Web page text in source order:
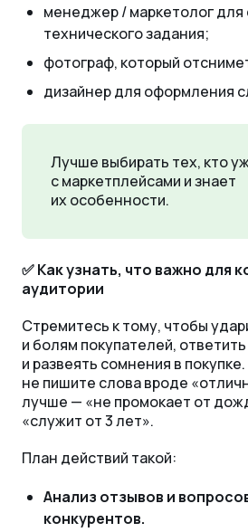
менеджер / маркетолог для
технического задания;
фотограф, который
дизайнер для оформления
Лучше выбирать тех, кто
с маркетплейсами и знает
их особенности.
✅ Как узнать, что важно для
аудитории
Стремитесь к тому, чтобы
и болям покупателей,
и развеять сомнения в
не пишите слова вроде «
лучше — «не промокает от
«служит от 3 лет».
План действий такой:
Анализ отзывов и
конкурентов.